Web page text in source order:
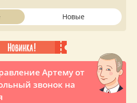
Новые
Артему от
звонок на